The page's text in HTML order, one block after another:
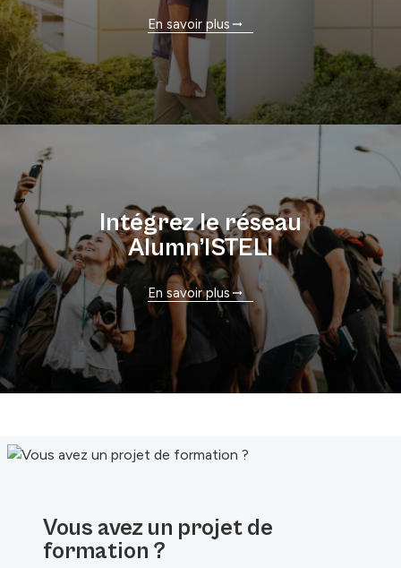
En savoir plus
Intégrez le réseau
Alumn’ISTELI
En savoir plus
Vous avez un projet de
formation ?